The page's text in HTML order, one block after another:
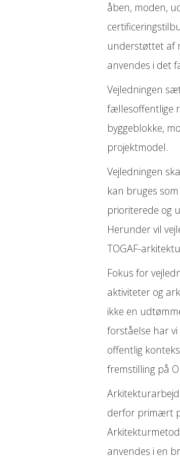
åben, moden,
understøttet af
anvendes i det
Vejledningen
fællesoffentlige
byggeblokke,
projektmodel.
Vejledningen
kan bruges
prioriterede og
Herunder vil
TOGAF-
Fokus for
aktiviteter og
ikke en
forståelse har
offentlig
fremstilling på
derfor primært
anvendes i en